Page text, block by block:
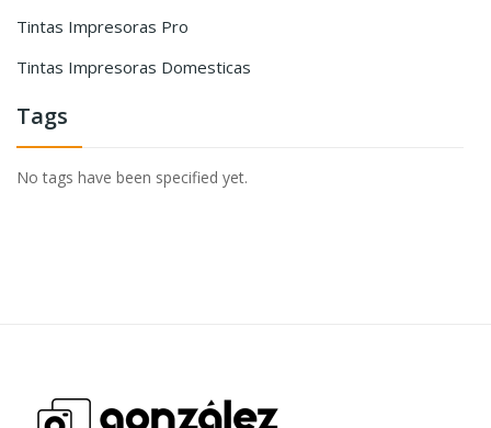
Tintas Impresoras Pro
Tintas Impresoras Domesticas
Tags
No tags have been specified yet.